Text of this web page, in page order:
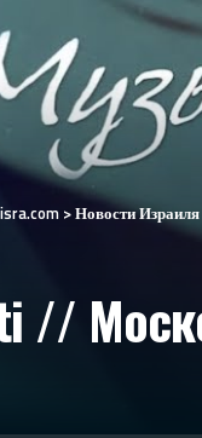
>Новости Израиля
//